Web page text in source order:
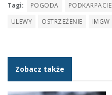
Tagi: POGODA PODKARPACIE
ULEWY
OSTRZEŻENIE IMGW
Zobacz także